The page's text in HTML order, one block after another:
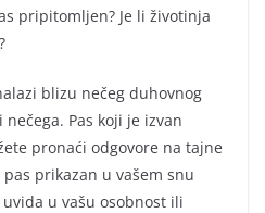
pripitomljen? Je li životinja
blizu nečeg duhovnog
Pas koji je izvan
pronaći odgovore na tajne
prikazan u vašem snu
u vašu osobnost ili